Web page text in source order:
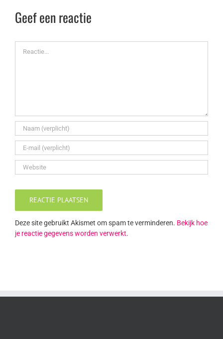
Geef een reactie
Deze site gebruikt Akismet om spam te verminderen. Bekijk hoe
je reactie gegevens worden verwerkt.